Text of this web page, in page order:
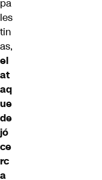
pa
les
tin
as,
el
at
aq
ue
de
jó
ce
rc
a